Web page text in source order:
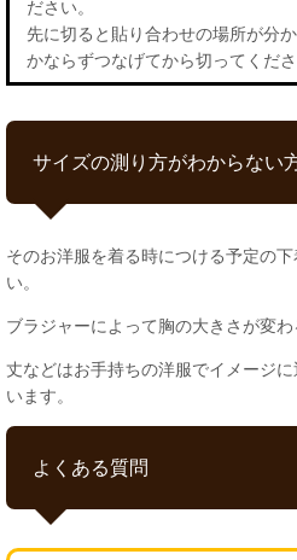
ださい。
先に切ると貼り合わせの場所が分
かならずつなげてから切ってくださ
サイズの測り方がわからない
そのお洋服を着る時につける予定の
い。
ブラジャーによって胸の大きさが変わ
丈などはお手持ちの洋服でイメージ
います。
よくある質問